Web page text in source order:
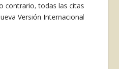
contrario, todas las citas
Versión Internacional